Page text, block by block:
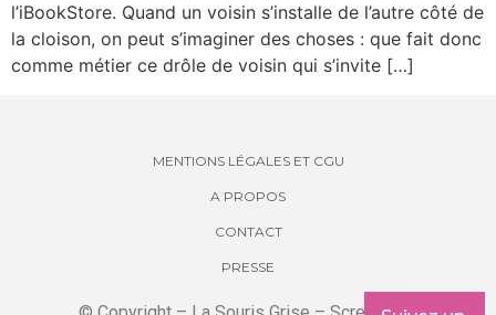
l’iBookStore. Quand un voisin s’installe de l’autre côté de
la cloison, on peut s’imaginer des choses : que fait donc
comme métier ce drôle de voisin qui s’invite […]
MENTIONS LÉGALES ET CGU
A PROPOS
CONTACT
PRESSE